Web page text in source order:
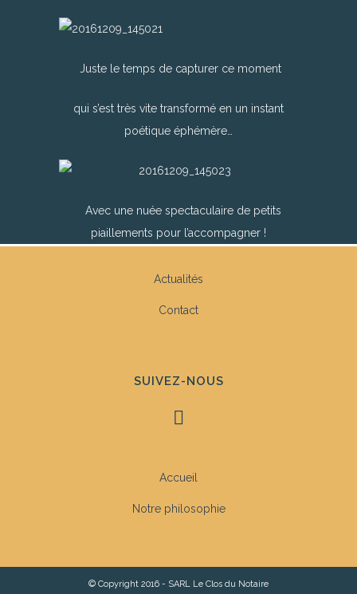
Juste le temps de capturer ce moment
qui s’est très vite transformé en un instant
poétique éphémère…
Avec une nuée spectaculaire de petits
piaillements pour l’accompagner !
Actualités
Contact
SUIVEZ-NOUS
Accueil
Notre philosophie
© Copyright 2016 - SARL Le Clos du Notaire